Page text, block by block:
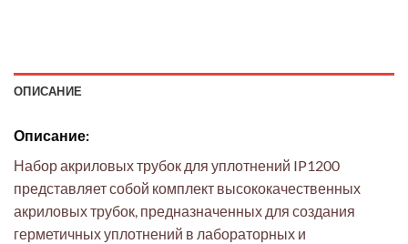
ОПИСАНИЕ
Описание:
Набор акриловых трубок для уплотнений IP1200
представляет собой комплект высококачественных
акриловых трубок, предназначенных для создания
герметичных уплотнений в лабораторных и